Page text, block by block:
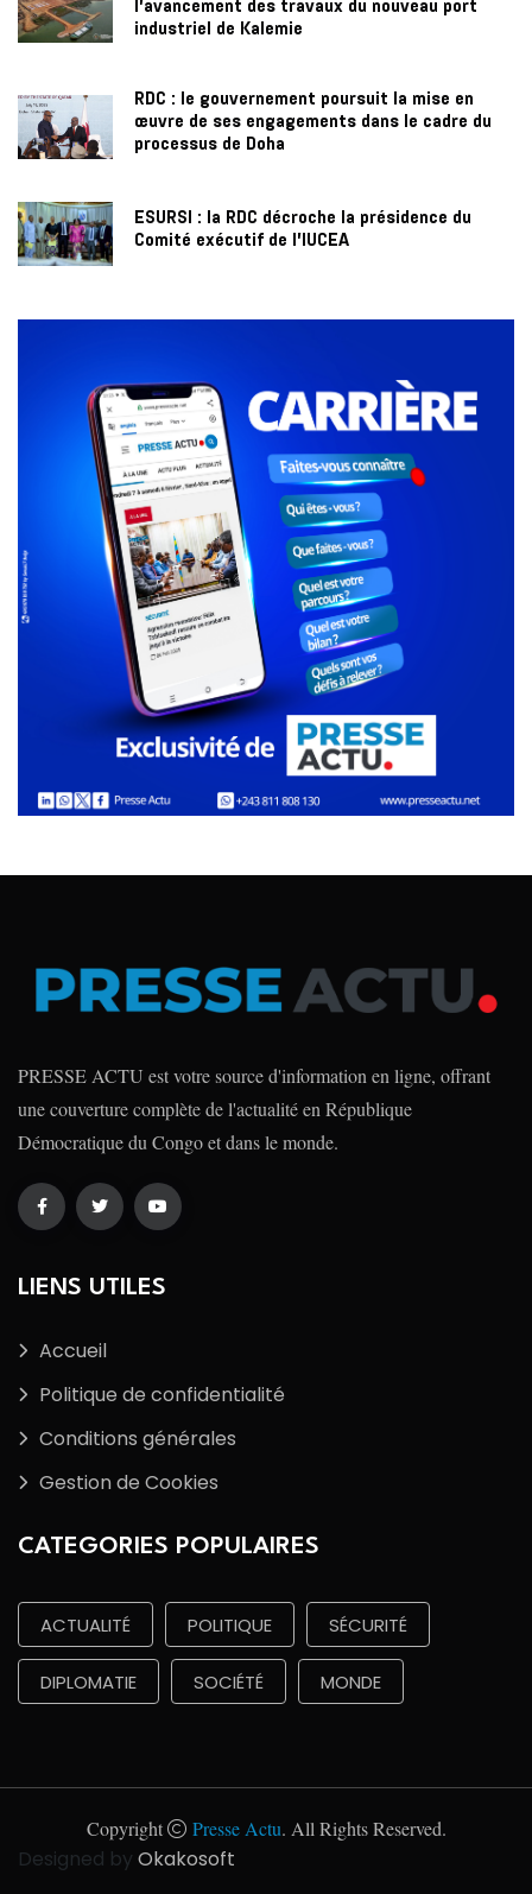
l’avancement des travaux du nouveau port
industriel de Kalemie
RDC : le gouvernement poursuit la mise en
œuvre de ses engagements dans le cadre du
processus de Doha
ESURSI : la RDC décroche la présidence du
Comité exécutif de l’IUCEA
PRESSE ACTU est votre source d'information en ligne, offrant
une couverture complète de l'actualité en République
Démocratique du Congo et dans le monde.
LIENS UTILES
Accueil
Politique de confidentialité
Conditions générales
Gestion de Cookies
CATEGORIES POPULAIRES
ACTUALITÉ POLITIQUE SÉCURITÉ
DIPLOMATIE SOCIÉTÉ MONDE
Copyright Presse Actu. All Rights Reserved.
Designed by Okakosoft